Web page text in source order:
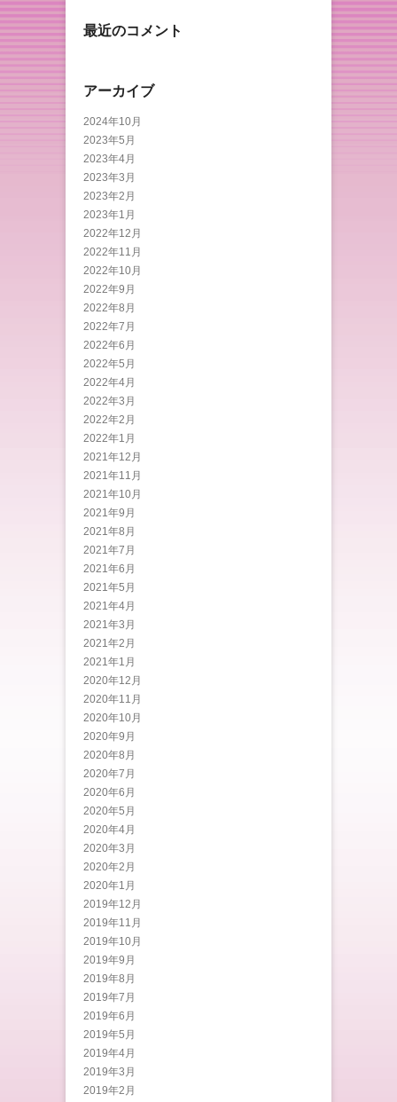
最近のコメント
アーカイブ
2024年10月
2023年5月
2023年4月
2023年3月
2023年2月
2023年1月
2022年12月
2022年11月
2022年10月
2022年9月
2022年8月
2022年7月
2022年6月
2022年5月
2022年4月
2022年3月
2022年2月
2022年1月
2021年12月
2021年11月
2021年10月
2021年9月
2021年8月
2021年7月
2021年6月
2021年5月
2021年4月
2021年3月
2021年2月
2021年1月
2020年12月
2020年11月
2020年10月
2020年9月
2020年8月
2020年7月
2020年6月
2020年5月
2020年4月
2020年3月
2020年2月
2020年1月
2019年12月
2019年11月
2019年10月
2019年9月
2019年8月
2019年7月
2019年6月
2019年5月
2019年4月
2019年3月
2019年2月